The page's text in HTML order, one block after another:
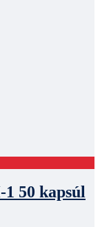
50 kapsúl